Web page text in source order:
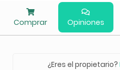
Comprar Opiniones
¿Eres el propietario?